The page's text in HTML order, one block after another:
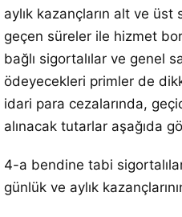
aylık kazançların alt ve üst
geçen süreler ile hizmet
bağlı sigortalılar ve genel
ödeyecekleri primler de
idari para cezalarında,
alınacak tutarlar aşağıda
4-a bendine tabi
günlük ve aylık